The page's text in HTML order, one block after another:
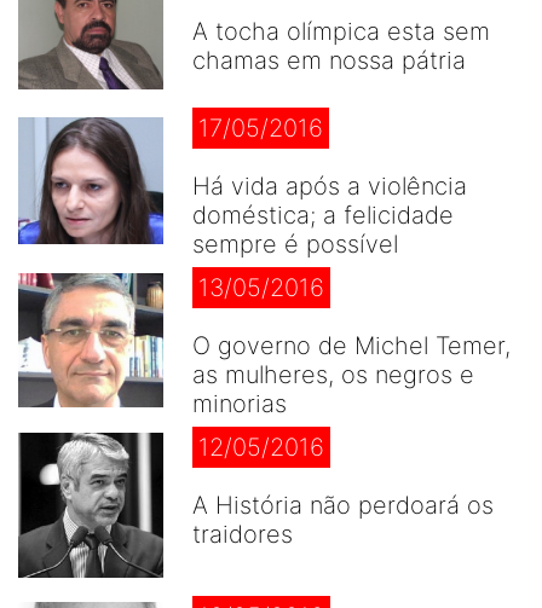
A tocha olímpica esta sem
chamas em nossa pátria
17/05/2016
Há vida após a violência
doméstica; a felicidade
sempre é possível
13/05/2016
O governo de Michel Temer,
as mulheres, os negros e
minorias
12/05/2016
A História não perdoará os
traidores